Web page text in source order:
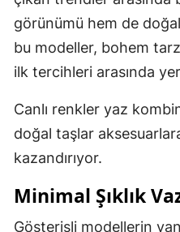
görünümü hem de
bu modeller, bohem
ilk tercihleri arasında
Canlı renkler yaz
doğal taşlar
kazandırıyor.
Minimal Şıklık
Gösterişli modellerin